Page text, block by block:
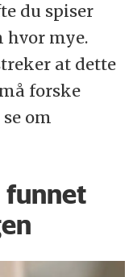
du spiser
hvor mye.
at dette
forske
om
funnet